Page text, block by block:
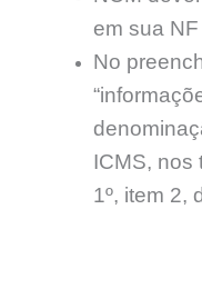
em sua
No
ICMS, nos
1º, item 2,